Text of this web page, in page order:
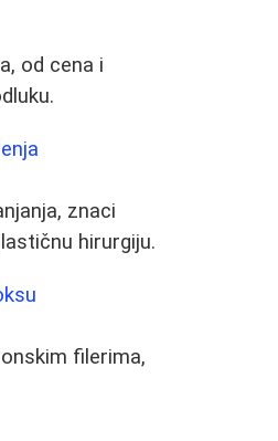
od cena i
znaci
hirurgiju.
filerima,